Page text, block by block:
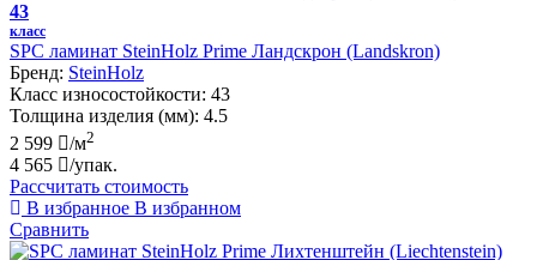
43
класс
SPC ламинат SteinHolz Prime Ландскрон (Landskron)
Бренд: SteinHolz
Класс износостойкости: 43
Толщина изделия (мм): 4.5
2 599
/м2
4 565
/упак.
Рассчитать стоимость
В избранное В избранном
Сравнить